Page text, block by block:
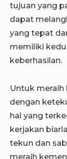
tujuan yang
dapat
yang tepat
memiliki
keberhasilan.
Untuk meraih
dengan
hal yang
kerjakan
tekun dan
meraih